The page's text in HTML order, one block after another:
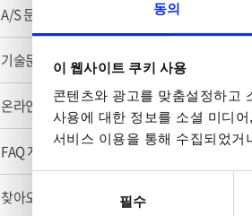
동의
이 웹사이트 쿠키 사용
콘텐츠와 광고를 맞춤설정하고
사용에 대한 정보를 소셜 미디
서비스 이용을 통해 수집되었
선택
필수
A/S 문의
기술문의
온라인 견적요청
FAQ 게시판
찾아오시는 길
안전
이러한
경영 이
기업
이 3가
GW